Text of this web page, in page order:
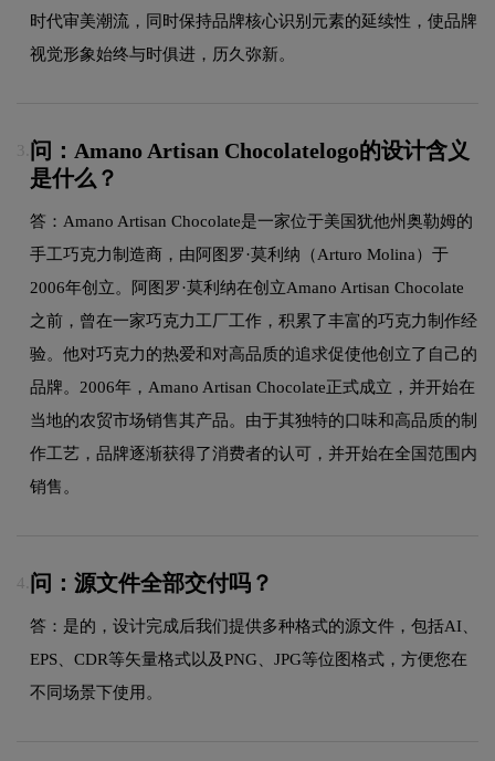
时代审美潮流，同时保持品牌核心识别元素的延续性，使品牌
视觉形象始终与时俱进，历久弥新。
3. 问：Amano Artisan Chocolatelogo的设计含义
是什么？
答：Amano Artisan Chocolate是一家位于美国犹他州奥勒姆的
手工巧克力制造商，由阿图罗·莫利纳（Arturo Molina）于
2006年创立。阿图罗·莫利纳在创立Amano Artisan Chocolate
之前，曾在一家巧克力工厂工作，积累了丰富的巧克力制作经
验。他对巧克力的热爱和对高品质的追求促使他创立了自己的
品牌。2006年，Amano Artisan Chocolate正式成立，并开始在
当地的农贸市场销售其产品。由于其独特的口味和高品质的制
作工艺，品牌逐渐获得了消费者的认可，并开始在全国范围内
销售。
4. 问：源文件全部交付吗？
答：是的，设计完成后我们提供多种格式的源文件，包括AI、
EPS、CDR等矢量格式以及PNG、JPG等位图格式，方便您在
不同场景下使用。